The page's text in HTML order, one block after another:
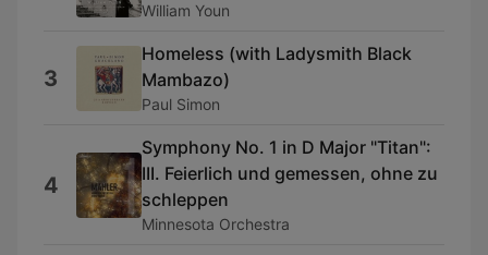
William Youn
3
Homeless (with Ladysmith Black
Mambazo)
Paul Simon
4
Symphony No. 1 in D Major "Titan":
III. Feierlich und gemessen, ohne zu
schleppen
Minnesota Orchestra